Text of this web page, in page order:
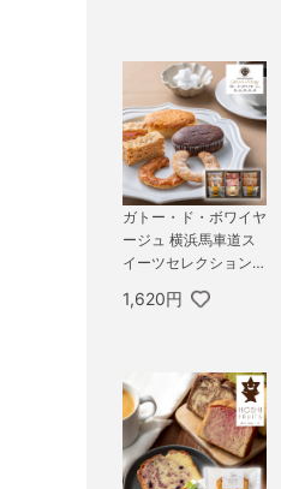
ガトー・ド・ボワイヤ
ージュ 横浜馬車道ス
イーツセレクション 9
1,620円